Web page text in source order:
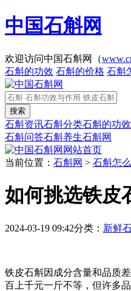
中国石斛网
欢迎访问中国石斛网（
石斛的功效 石斛的价格 石斛
石斛资讯石斛分类石斛的功效
石斛问答石斛养生石斛网
网站首页
当前位置： 石斛网 > 石斛怎
如何挑选铁皮
2024-03-19 09:42分类： 新鲜
铁皮石斛因成分含量和品质
百上千元一斤不等，但许多